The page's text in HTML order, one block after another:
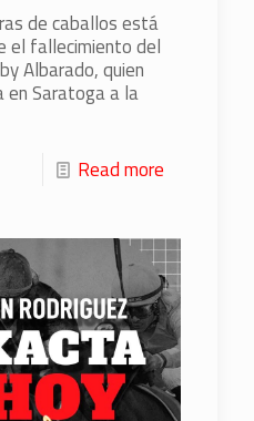
de caballos está
el fallecimiento del
Albarado, quien
en Saratoga a la
Read more